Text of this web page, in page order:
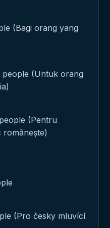
(Bagi orang yang
people (Untuk orang
(Pentru
(Pro česky mluvící